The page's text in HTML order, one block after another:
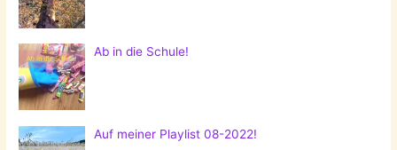
Ab in die Schule!
Auf meiner Playlist 08-2022!